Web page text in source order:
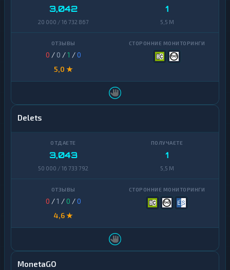
3,042
20 000 / 16 732 867
1
5,5 M
0 / 0 /1 /0
5,0 ★
Delets
3,043
50 000 / 16 733 792
1
5,5 M
0 /1 /0 /0
4,6 ★
MonetaGO